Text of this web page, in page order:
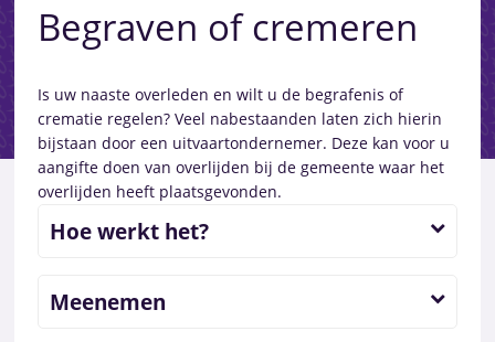
Begraven of cremeren
Is uw naaste overleden en wilt u de begrafenis of
crematie regelen? Veel nabestaanden laten zich hierin
bijstaan door een uitvaartondernemer. Deze kan voor u
aangifte doen van overlijden bij de gemeente waar het
overlijden heeft plaatsgevonden.
Hoe werkt het?
Meenemen